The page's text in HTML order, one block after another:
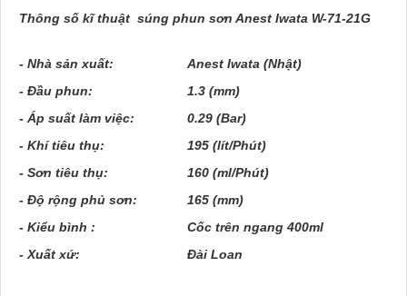
Thông số kĩ thuật súng phun sơn Anest Iwata W-71-21G
- Nhà sản xuất:
Anest Iwata (Nhật)
- Đầu phun:
1.3 (mm)
- Áp suất làm việc:
0.29 (Bar)
- Khí tiêu thụ:
195 (lít/Phút)
- Sơn tiêu thụ:
160 (ml/Phút)
- Độ rộng phủ sơn:
165 (mm)
- Kiểu bình :
Cốc trên ngang 400ml
- Xuất xứ:
Đài Loan